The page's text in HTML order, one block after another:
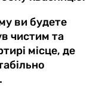
ви будете
чистим та
місце, де